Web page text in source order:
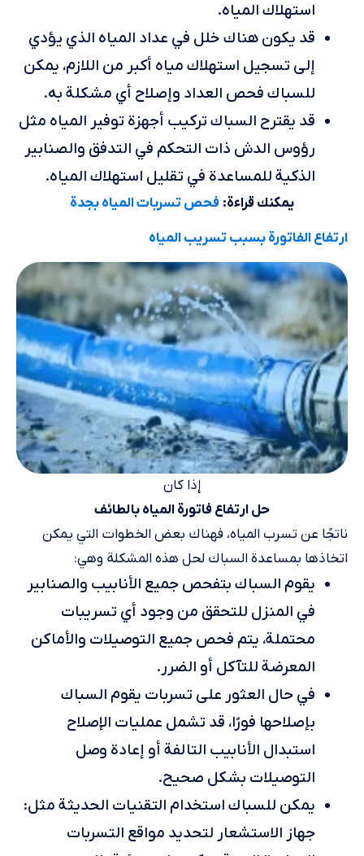
استهلاك المياه.
قد يكون هناك خلل في عداد المياه الذي يؤدي
إلى تسجيل استهلاك مياه أكبر من اللازم، يمكن
للسباك فحص العداد وإصلاح أي مشكلة به.
قد يقترح السباك تركيب أجهزة توفير المياه مثل
رؤوس الدش ذات التحكم في التدفق والصنابير
الذكية للمساعدة في تقليل استهلاك المياه.
يمكنك قراءة: فحص تسربات المياه بجدة
ارتفاع الفاتورة بسبب تسريب المياه
إذا كان
حل ارتفاع فاتورة المياه بالطائف
ناتجًا عن تسرب المياه، فهناك بعض الخطوات التي يمكن
اتخاذها بمساعدة السباك لحل هذه المشكلة وهي:
يقوم السباك بتفحص جميع الأنابيب والصنابير
في المنزل للتحقق من وجود أي تسريبات
محتملة، يتم فحص جميع التوصيلات والأماكن
المعرضة للتآكل أو الضرر.
في حال العثور على تسربات يقوم السباك
بإصلاحها فورًا، قد تشمل عمليات الإصلاح
استبدال الأنابيب التالفة أو إعادة وصل
التوصيلات بشكل صحيح.
يمكن للسباك استخدام التقنيات الحديثة مثل:
جهاز الاستشعار لتحديد مواقع التسربات